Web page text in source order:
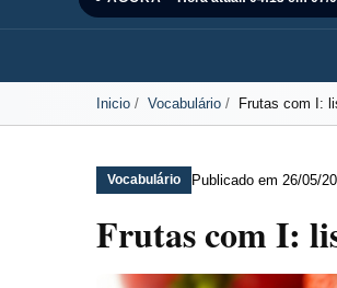
Inicio Vocabulário Frutas com I:
Vocabulário Publicado em 26/05/
Frutas com I: